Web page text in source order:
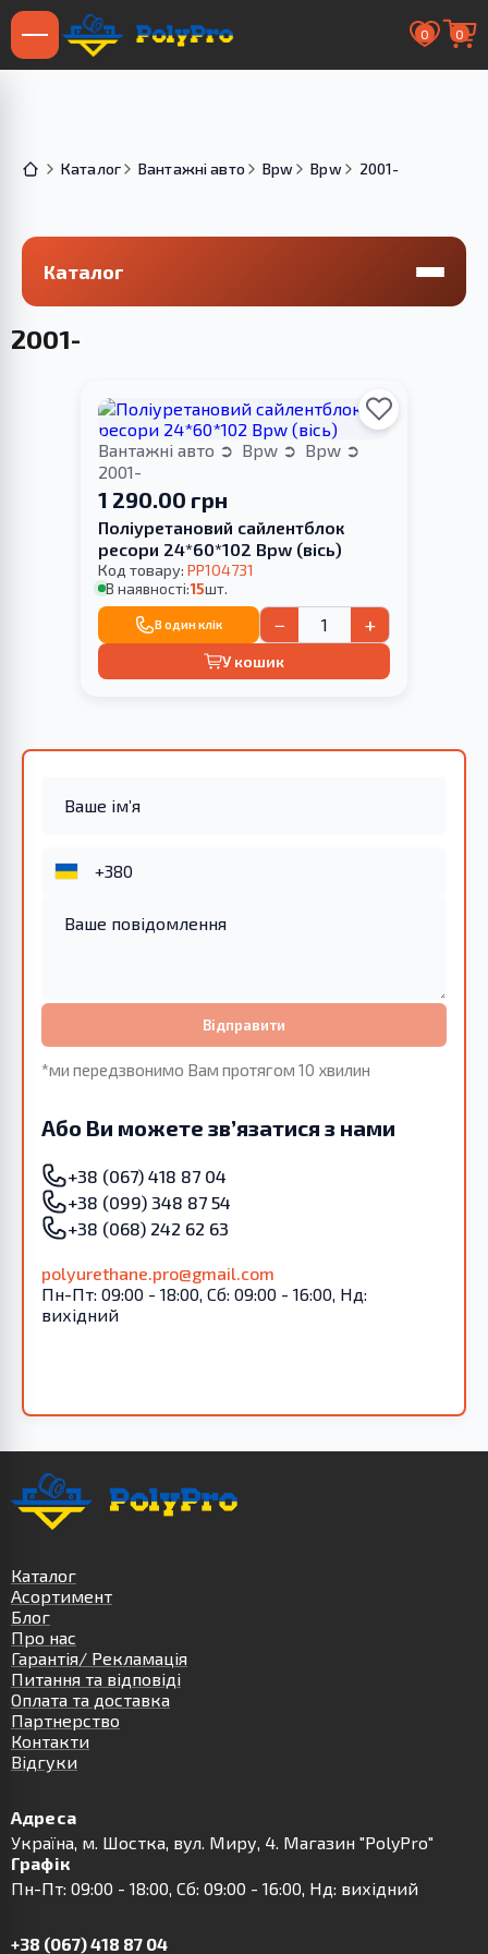
0 0
Каталог Вантажні авто Bpw Bpw 2001-
Каталог
2001-
Вантажні авто Bpw
Bpw
2001-
1 290.00 грн
Поліуретановий сайлентблок
ресори 24*60*102 Bpw (вісь)
Код товару: PP104731
В наявності:15шт.
В один клік − +
У кошик
Відправити
*ми передзвонимо Вам протягом 10 хвилин
Або Ви можете зв’язатися з нами
+38 (067) 418 87 04
+38 (099) 348 87 54
+38 (068) 242 62 63
polyurethane.pro@gmail.com
Пн-Пт: 09:00 - 18:00, Сб: 09:00 - 16:00, Нд:
вихідний
Каталог
Асортимент
Блог
Про нас
Гарантія/ Рекламація
Питання та відповіді
Оплата та доставка
Партнерство
Контакти
Відгуки
Адреса
Українa, м. Шостка, вул. Миру, 4. Магазин "PolyPro"
Графік
Пн-Пт: 09:00 - 18:00, Сб: 09:00 - 16:00, Нд: вихідний
+38 (067) 418 87 04